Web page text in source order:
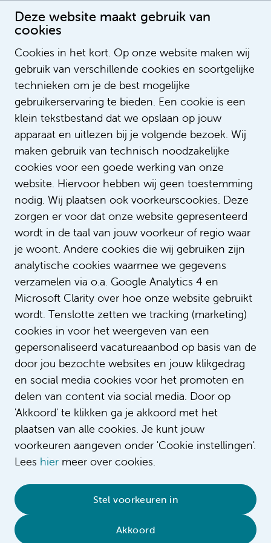
Deze website maakt gebruik van
cookies
Cookies in het kort. Op onze website maken wij
gebruik van verschillende cookies en soortgelijke
technieken om je de best mogelijke
gebruikerservaring te bieden. Een cookie is een
klein tekstbestand dat we opslaan op jouw
apparaat en uitlezen bij je volgende bezoek. Wij
maken gebruik van technisch noodzakelijke
cookies voor een goede werking van onze
website. Hiervoor hebben wij geen toestemming
nodig. Wij plaatsen ook voorkeurscookies. Deze
zorgen er voor dat onze website gepresenteerd
wordt in de taal van jouw voorkeur of regio waar
je woont. Andere cookies die wij gebruiken zijn
analytische cookies waarmee we gegevens
verzamelen via o.a. Google Analytics 4 en
Microsoft Clarity over hoe onze website gebruikt
wordt. Tenslotte zetten we tracking (marketing)
cookies in voor het weergeven van een
gepersonaliseerd vacatureaanbod op basis van de
door jou bezochte websites en jouw klikgedrag
en social media cookies voor het promoten en
delen van content via social media. Door op
'Akkoord' te klikken ga je akkoord met het
plaatsen van alle cookies. Je kunt jouw
voorkeuren aangeven onder 'Cookie instellingen'.
Lees hier meer over cookies.
Stel voorkeuren in
Akkoord
Manouk Backer
Projectleider Arbeidsmarktcommunicatie
Cookieverklaring • Sitemap